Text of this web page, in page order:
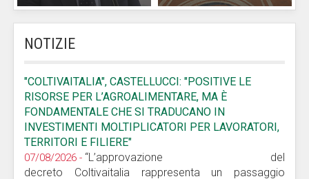
NOTIZIE
"COLTIVAITALIA", CASTELLUCCI: "POSITIVE LE
RISORSE PER L’AGROALIMENTARE, MA È
FONDAMENTALE CHE SI TRADUCANO IN
INVESTIMENTI MOLTIPLICATORI PER LAVORATORI,
TERRITORI E FILIERE"
07/08/2026 - “L’approvazione del
decreto Coltivaitalia rappresenta un passaggio